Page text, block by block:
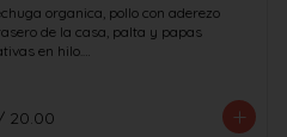
organica, pollo con aderezo
de la casa, palta y papas
en hilo.
20.00